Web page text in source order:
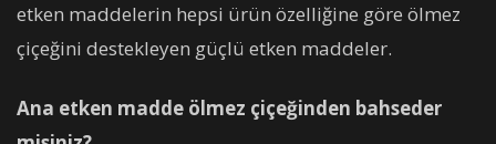
etken maddelerin hepsi ürün özelliğine göre ölmez
çiçeğini destekleyen güçlü etken maddeler.
Ana etken madde ölmez çiçeğinden bahseder